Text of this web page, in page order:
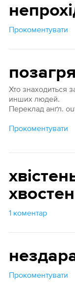
Прокоментувати
Хто знаходиться
инших людей.
Переклад анґл.
Прокоментувати
1 коментар
Прокоментувати